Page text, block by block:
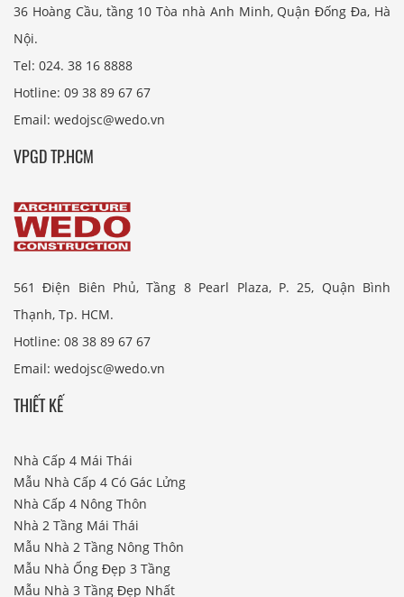
36 Hoàng Cầu, tầng 10 Tòa nhà Anh Minh, Quận Đống Đa, Hà
Nội.
Tel: 024. 38 16 8888
Hotline: 09 38 89 67 67
Email: wedojsc@wedo.vn
VPGD TP.HCM
561 Điện Biên Phủ, Tầng 8 Pearl Plaza, P. 25, Quận Bình
Thạnh, Tp. HCM.
Hotline: 08 38 89 67 67
Email: wedojsc@wedo.vn
THIẾT KẾ
Nhà Cấp 4 Mái Thái
Mẫu Nhà Cấp 4 Có Gác Lửng
Nhà Cấp 4 Nông Thôn
Nhà 2 Tầng Mái Thái
Mẫu Nhà 2 Tầng Nông Thôn
Mẫu Nhà Ống Đẹp 3 Tầng
Mẫu Nhà 3 Tầng Đẹp Nhất